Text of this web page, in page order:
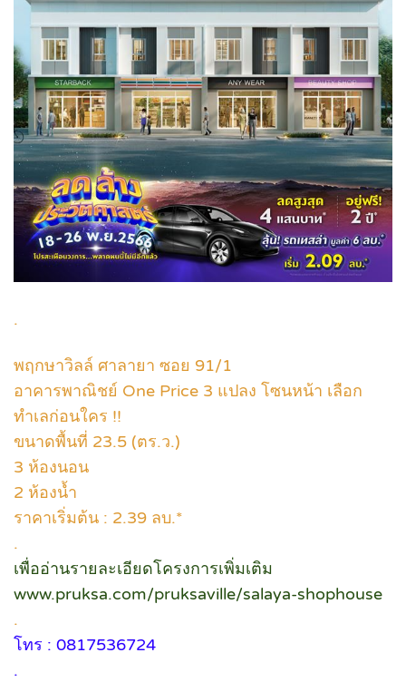
.
พฤกษาวิลล์ ศาลายา ซอย 91/1
อาคารพาณิชย์ One Price 3 แปลง โซนหน้า เลือก
ทำเลก่อนใคร !!
ขนาดพื้นที่ 23.5 (ตร.ว.)
3 ห้องนอน
2 ห้องน้ำ
ราคาเริ่มต้น : 2.39 ลบ.*
.
เพื่ออ่านรายละเอียดโครงการเพิ่มเติม
www.pruksa.com/pruksaville/salaya-shophouse
.
โทร : 0817536724
.